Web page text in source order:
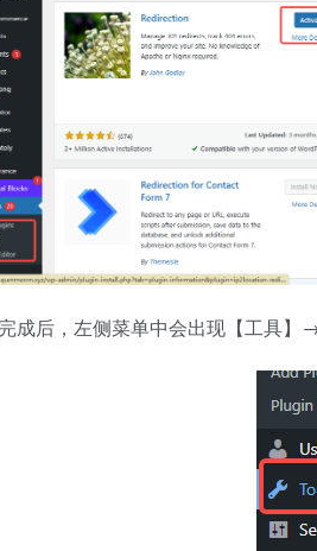
成后，左侧菜单中会出现【工具】